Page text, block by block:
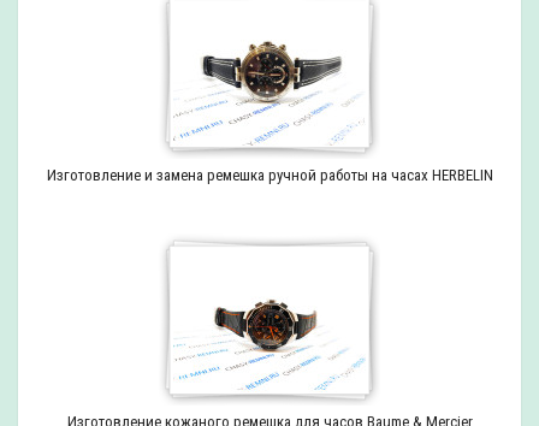
Изготовление и замена ремешка ручной работы на часах HERBELIN
Изготовление кожаного ремешка для часов Baume & Mercier